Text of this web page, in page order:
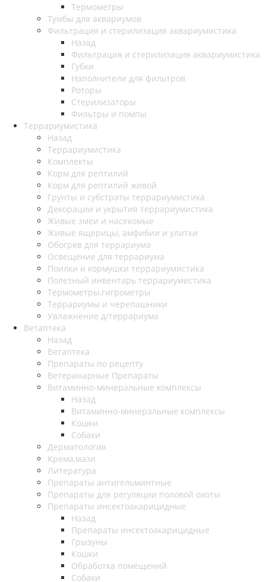
Термометры
Тумбы для аквариумов
Фильтрация и стерилизация аквариумистика
Назад
Фильтрация и стерилизация аквариумистика
Губки
Наполнители для фильтров
Роторы
Стерилизаторы
Фильтры и помпы
Террариумистика
Назад
Террариумистика
Комплекты
Корм для рептилий
Корм для рептилий живой
Грунты и субстраты террариумистика
Декорации и укрытия террариумистика
Живые змеи и насекомые
Живые ящерицы, амфибии и улитки
Обогрев для террариума
Освещение для террариума
Поилки и кормушки террариумистика
Полезный инвентарь террариумистика
Термометры,гигрометры
Террариумы и черепашники
Увлажнение д/террариума
Ветаптека
Назад
Ветаптека
Препараты по рецепту
Ветеринарные Препараты
Витаминно-минеральные комплексы
Назад
Витаминно-минеральные комплексы
Кошки
Собаки
Дерматология
Крема,мази
Литература
Препараты антигельминтные
Препараты для регуляции половой охоты
Препараты инсектоакарицидные
Назад
Препараты инсектоакарицидные
Грызуны
Кошки
Обработка помещений
Собаки